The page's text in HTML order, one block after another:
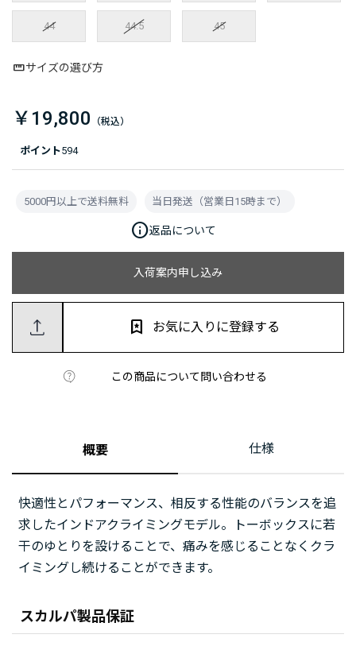
ポイント594
44 44.5 45
サイズの選び方
￥19,800
入荷案内申し込み
この商品について問い合わせる
お気に入りに登録する
5000円以上で送料無料 当日発送（営業日15時まで）
info返品について
概要 仕様
快適性とパフォーマンス、相反する性能のバランスを追
求したインドアクライミングモデル。トーボックスに若
干のゆとりを設けることで、痛みを感じることなくクラ
イミングし続けることができます。
スカルパ製品保証